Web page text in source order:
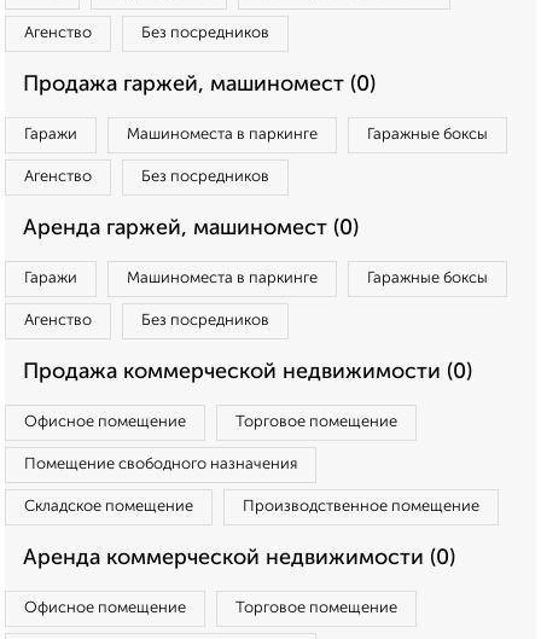
Агенство Без посредников
Продажа гаржей, машиномест (0)
Гаражи Машиноместа в паркинге Гаражные боксы
Агенство Без посредников
Аренда гаржей, машиномест (0)
Гаражи Машиноместа в паркинге Гаражные боксы
Агенство Без посредников
Продажа коммерческой недвижимости (0)
Офисное помещение Торговое помещение
Помещение свободного назначения
Складское помещение Производственное помещение
Аренда коммерческой недвижимости (0)
Офисное помещение Торговое помещение